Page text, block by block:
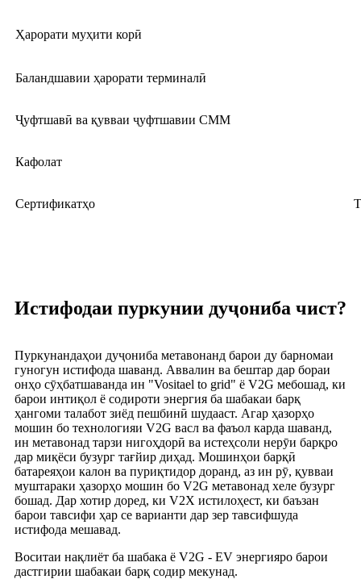
Ҳарорати муҳити корӣ
Баландшавии ҳарорати терминалӣ
Ҷуфтшавӣ ва қувваи ҷуфтшавии СММ
Кафолат
Сертификатҳо
Истифодаи пуркунии дуҷониба чист?
Пуркунандаҳои дуҷониба метавонанд барои ду барномаи
гуногун истифода шаванд. Аввалин ва бештар дар бораи
онҳо сӯҳбатшаванда ин "Vositael to grid" ё V2G мебошад, ки
барои интиқол ё содироти энергия ба шабакаи барқ ​​​​
ҳангоми талабот зиёд пешбинӣ шудааст. Агар ҳазорҳо
мошин бо технологияи V2G васл ва фаъол карда шаванд,
ин метавонад тарзи нигоҳдорӣ ва истеҳсоли нерӯи барқро
дар миқёси бузург тағйир диҳад. Мошинҳои барқӣ
батареяҳои калон ва пуриқтидор доранд, аз ин рӯ, қувваи
муштараки ҳазорҳо мошин бо V2G метавонад хеле бузург
бошад. Дар хотир доред, ки V2X истилоҳест, ки баъзан
барои тавсифи ҳар се варианти дар зер тавсифшуда
истифода мешавад.
Воситаи нақлиёт ба шабака ё V2G - EV энергияро барои
дастгирии шабакаи барқ ​​​​содир мекунад.